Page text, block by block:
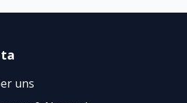
uns